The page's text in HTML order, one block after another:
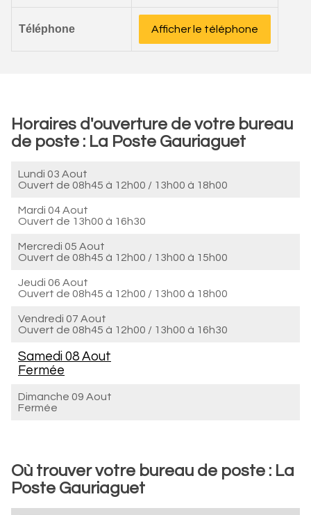
Téléphone Afficher le téléphone
Horaires d'ouverture de votre bureau
de poste : La Poste Gauriaguet
Lundi 03 Aout
Ouvert de 08h45 à 12h00 / 13h00 à 18h00
Mardi 04 Aout
Ouvert de 13h00 à 16h30
Mercredi 05 Aout
Ouvert de 08h45 à 12h00 / 13h00 à 15h00
Jeudi 06 Aout
Ouvert de 08h45 à 12h00 / 13h00 à 18h00
Vendredi 07 Aout
Ouvert de 08h45 à 12h00 / 13h00 à 16h30
Samedi 08 Aout
Fermée
Dimanche 09 Aout
Fermée
Où trouver votre bureau de poste : La
Poste Gauriaguet